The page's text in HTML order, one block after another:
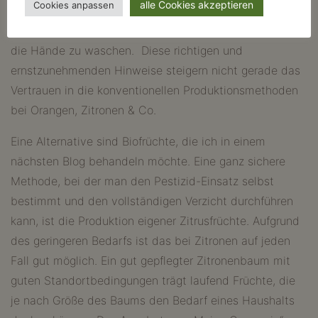
empfohlen, bei behandelten Zitrusfrüchten die Schale
die Hände zu waschen. Diese richtigen und
ernstzunehmenden Hinweise steigern nicht gerade das
Vertrauen in die konventionellen Produktionsmethoden
bei Orangen, Zitronen & Co.
Eine Alternative sind Biofrüchte, die ich in einem
nächsten Blog behandeln möchte. Eine ganz sichere
Methode, bei der man den Pestizid-Einsatz selbst
bestimmt und den vollständigen Verzicht durchführen
kann, ist die Produktion eigener Zitrusfrüchte. Aufgrund
des geringeren Bedarfs ist das bei Zitronen auf jeden
Fall gut möglich. Ein gut gepflegter Zitronenbaum mit
guten Standortbedingungen trägt laufend Früchte, die
je nach Größe des Baums den Bedarf eines Haushalts
Cookies anpassen alle Cookies akzeptieren